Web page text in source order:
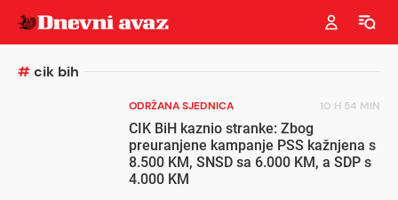
#cik bih
ODRŽANA SJEDNICA 10 H 54 MIN
CIK BiH kaznio stranke: Zbog
preuranjene kampanje PSS kažnjena s
8.500 KM, SNSD sa 6.000 KM, a SDP s
4.000 KM